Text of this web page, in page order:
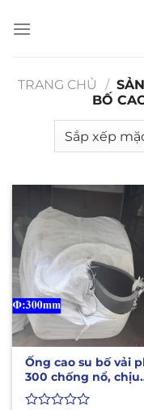
qua
TRANG CHỦ
/
BỐ
Ống cao su bố vải
300 chống nổ, chịu
mài mòn xả cát, bùn